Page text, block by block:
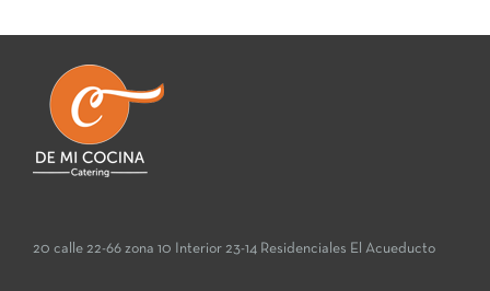
20 calle 22-66 zona 10 Interior 23-14 Residenciales El Acueducto